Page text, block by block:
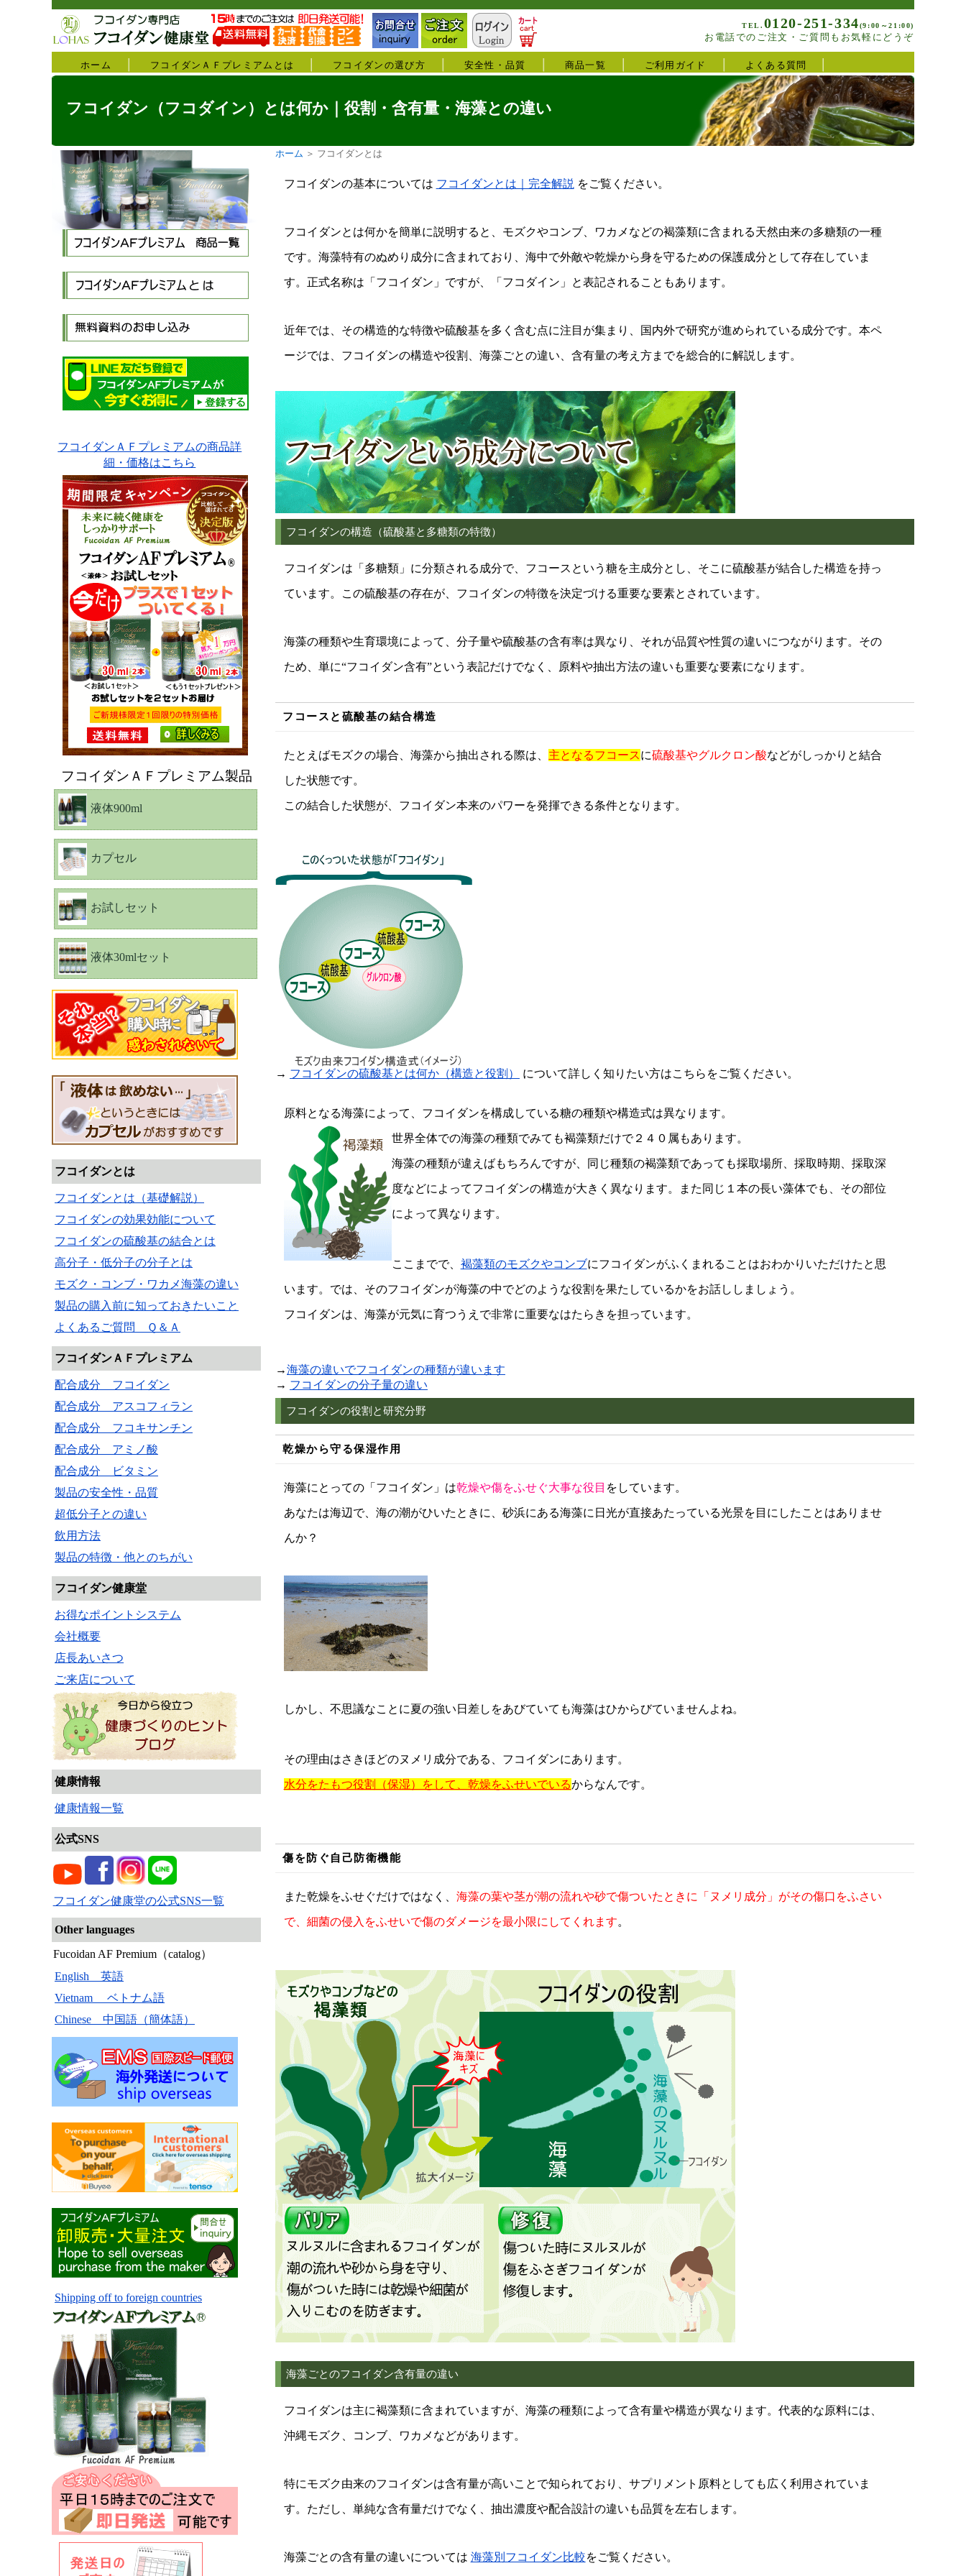
TEL. 0120-251-334(9:00～21:00)
お電話でのご注文・ご質問もお気軽にどうぞ
フコイダン（フコダイン）とは何か｜役割・含有量・海藻との違い
ホーム ＞ フコイダンとは
フコイダンの基本については フコイダンとは｜完全解説 をご覧ください。
フコイダンとは何かを簡単に説明すると、モズクやコンブ、ワカメなどの褐藻類に含まれる天然由来の多糖類の一種
です。海藻特有のぬめり成分に含まれており、海中で外敵や乾燥から身を守るための保護成分として存在していま
す。正式名称は「フコイダン」ですが、「フコダイン」と表記されることもあります。
近年では、その構造的な特徴や硫酸基を多く含む点に注目が集まり、国内外で研究が進められている成分です。本ペ
ージでは、フコイダンの構造や役割、海藻ごとの違い、含有量の考え方までを総合的に解説します。
フコイダンの構造（硫酸基と多糖類の特徴）
フコイダンは「多糖類」に分類される成分で、フコースという糖を主成分とし、そこに硫酸基が結合した構造を持っ
ています。この硫酸基の存在が、フコイダンの特徴を決定づける重要な要素とされています。
海藻の種類や生育環境によって、分子量や硫酸基の含有率は異なり、それが品質や性質の違いにつながります。その
ため、単に“フコイダン含有”という表記だけでなく、原料や抽出方法の違いも重要な要素になります。
フコースと硫酸基の結合構造
たとえばモズクの場合、海藻から抽出される際は、 主となるフコースに硫酸基やグルクロン酸などがしっかりと結合
した状態です。
この結合した状態が、フコイダン本来のパワーを発揮できる条件となります。
→ フコイダンの硫酸基とは何か（構造と役割） について詳しく知りたい方はこちらをご覧ください。
原料となる海藻によって、フコイダンを構成している糖の種類や構造式は異なります。
世界全体での海藻の種類でみても褐藻類だけで２４０属もあります。
海藻の種類が違えばもちろんですが、同じ種類の褐藻類であっても採取場所、採取時期、採取深
度などによってフコイダンの構造が大きく異なります。また同じ１本の長い藻体でも、その部位
によって異なります。
ここまでで、 褐藻類のモズクやコンブにフコイダンがふくまれることはおわかりいただけたと思
います。では、そのフコイダンが海藻の中でどのような役割を果たしているかをお話ししましょう。
フコイダンは、海藻が元気に育つうえで非常に重要なはたらきを担っています。
→海藻の違いでフコイダンの種類が違います
→ フコイダンの分子量の違い
フコイダンの役割と研究分野
乾燥から守る保湿作用
海藻にとっての「フコイダン」は乾燥や傷をふせぐ大事な役目 をしています。
あなたは海辺で、海の潮がひいたときに、砂浜にある海藻に日光が直接あたっている光景を目にしたことはありませ
んか？
しかし、不思議なことに夏の強い日差しをあびていても海藻はひからびていませんよね。
その理由はさきほどのヌメリ成分である、フコイダンにあります。
水分をたもつ役割（保湿）をして、乾燥をふせいでいるからなんです。
傷を防ぐ自己防衛機能
また乾燥をふせぐだけではなく、 海藻の葉や茎が潮の流れや砂で傷ついたときに「ヌメリ成分」がその傷口をふさい
で、細菌の侵入をふせいで傷のダメージを最小限にしてくれます。
海藻ごとのフコイダン含有量の違い
フコイダンは主に褐藻類に含まれていますが、海藻の種類によって含有量や構造が異なります。代表的な原料には、
沖縄モズク、コンブ、ワカメなどがあります。
特にモズク由来のフコイダンは含有量が高いことで知られており、サプリメント原料としても広く利用されていま
す。ただし、単純な含有量だけでなく、抽出濃度や配合設計の違いも品質を左右します。
海藻ごとの含有量の違いについては 海藻別フコイダン比較をご覧ください。
ホーム フコイダンＡＦプレミアムとは フコイダンの選び方 安全性・品質 商品一覧 ご利用ガイド よくある質問
フコイダンＡＦプレミアムの商品詳
細・価格はこちら
フコイダンＡＦプレミアム製品
液体900ml
カプセル
お試しセット
液体30mlセット
フコイダンとは
フコイダンとは（基礎解説）
フコイダンの効果効能について
フコイダンの硫酸基の結合とは
高分子・低分子の分子とは
モズク・コンブ・ワカメ海藻の違い
製品の購入前に知っておきたいこと
よくあるご質問 Ｑ＆Ａ
フコイダンＡＦプレミアム
配合成分 フコイダン
配合成分 アスコフィラン
配合成分 フコキサンチン
配合成分 アミノ酸
配合成分 ビタミン
製品の安全性・品質
超低分子との違い
飲用方法
製品の特徴・他とのちがい
フコイダン健康堂
お得なポイントシステム
会社概要
店長あいさつ
ご来店について
健康情報
健康情報一覧
公式SNS
フコイダン健康堂の公式SNS一覧
Other languages
Fucoidan AF Premium（catalog）
English 英語
Vietnam ベトナム語
Chinese 中国語（簡体語）
Shipping off to foreign countries